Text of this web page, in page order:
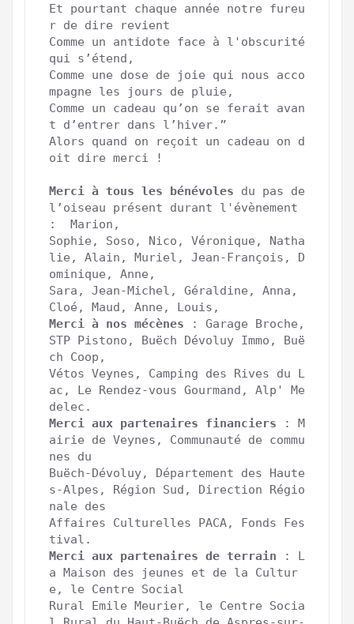
Et pourtant chaque année notre fureu
r de dire revient
Comme un antidote face à l'obscurité
qui s’étend,
Comme une dose de joie qui nous acco
mpagne les jours de pluie,
Comme un cadeau qu’on se ferait avan
t d’entrer dans l’hiver.”
Alors quand on reçoit un cadeau on d
oit dire merci !
Merci à tous les bénévoles du pas de
l’oiseau présent durant l'évènement
:  Marion,
Sophie, Soso, Nico, Véronique, Natha
lie, Alain, Muriel, Jean-François, D
ominique, Anne,
Sara, Jean-Michel, Géraldine, Anna,
Merci à nos mécènes : Garage Broche,
STP Pistono, Buëch Dévoluy Immo, Buë
ch Coop,
Vétos Veynes, Camping des Rives du L
ac, Le Rendez-vous Gourmand, Alp' Me
Merci aux partenaires financiers : M
airie de Veynes, Communauté de commu
nes du
Buëch-Dévoluy, Département des Haute
s-Alpes, Région Sud, Direction Régio
nale des
Affaires Culturelles PACA, Fonds Fes
Merci aux partenaires de terrain : L
a Maison des jeunes et de la Cultur
e, le Centre Social
Rural Emile Meurier, le Centre Socia